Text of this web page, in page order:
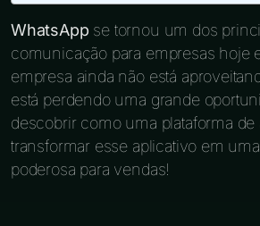
WhatsApp se tornou um dos
comunicação para empresas hoje
empresa ainda não está
está perdendo uma grande
descobrir como uma plataforma
transformar esse aplicativo em
poderosa para vendas!